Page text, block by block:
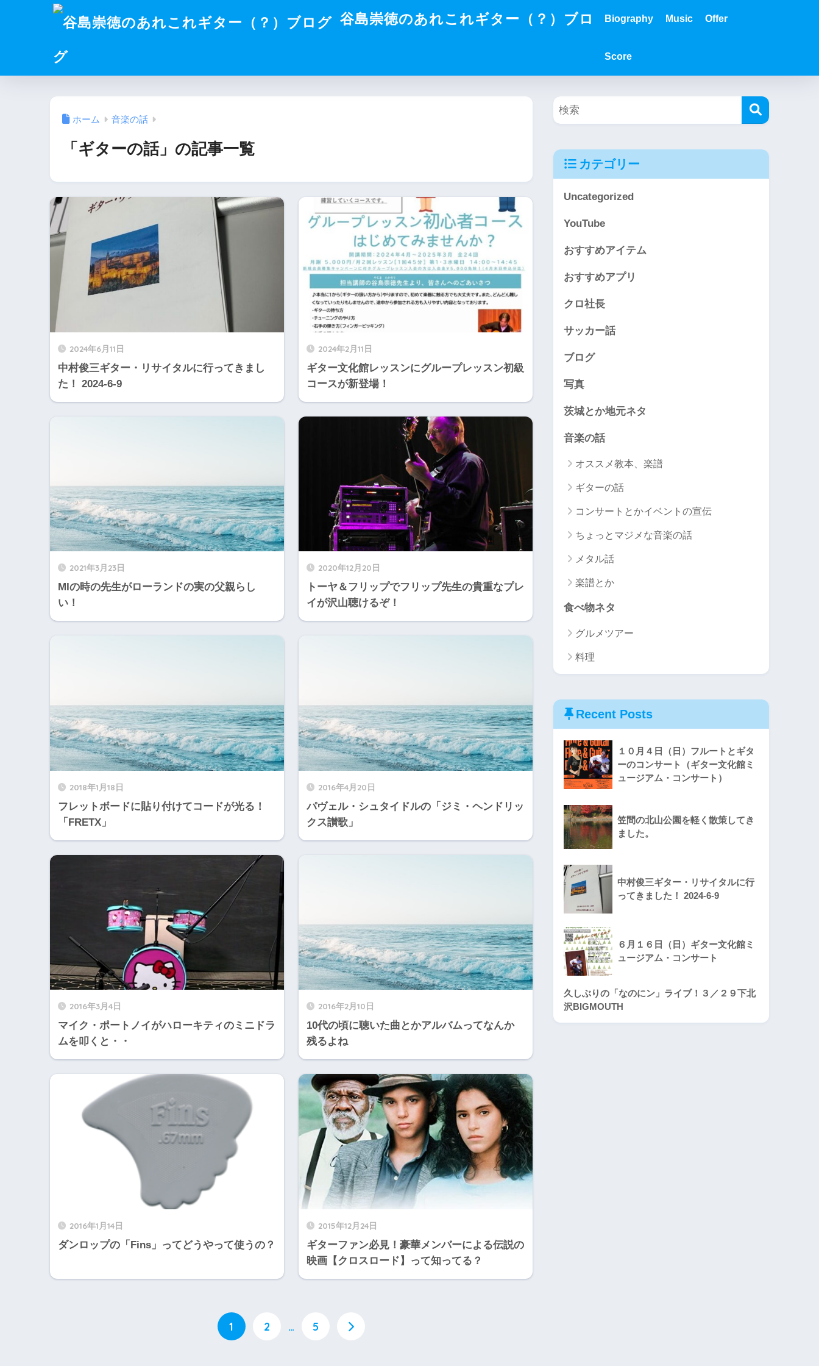
谷島崇徳のあれこれギター（？）ブロ
グ
Biography Music Offer
Score
ホーム 音楽の話
「ギターの話」の記事一覧
2024年6月11日
中村俊三ギター・リサイタルに行ってきまし
た！ 2024-6-9
2024年2月11日
ギター文化館レッスンにグループレッスン初級
コースが新登場！
2021年3月23日
MIの時の先生がローランドの実の父親らし
い！
2020年12月20日
トーヤ＆フリップでフリップ先生の貴重なプレ
イが沢山聴けるぞ！
2018年1月18日
フレットボードに貼り付けてコードが光る！
「FRETX」
2016年4月20日
パヴェル・シュタイドルの「ジミ・ヘンドリッ
クス讃歌」
2016年3月4日
マイク・ポートノイがハローキティのミニドラ
ムを叩くと・・
2016年2月10日
10代の頃に聴いた曲とかアルバムってなんか
残るよね
2016年1月14日
ダンロップの「Fins」ってどうやって使うの？
2015年12月24日
ギターファン必見！豪華メンバーによる伝説の
映画【クロスロード】って知ってる？
1 2 … 5
カテゴリー
Uncategorized
YouTube
おすすめアイテム
おすすめアプリ
クロ社長
サッカー話
ブログ
写真
茨城とか地元ネタ
音楽の話
オススメ教本、楽譜
ギターの話
コンサートとかイベントの宣伝
ちょっとマジメな音楽の話
メタル話
楽譜とか
食べ物ネタ
グルメツアー
料理
Recent Posts
１０月４日（日）フルートとギタ
ーのコンサート（ギター文化館ミ
ュージアム・コンサート）
笠間の北山公園を軽く散策してき
ました。
中村俊三ギター・リサイタルに行
ってきました！ 2024-6-9
６月１６日（日）ギター文化館ミ
ュージアム・コンサート
久しぶりの「なのにン」ライブ！３／２９下北
沢BIGMOUTH